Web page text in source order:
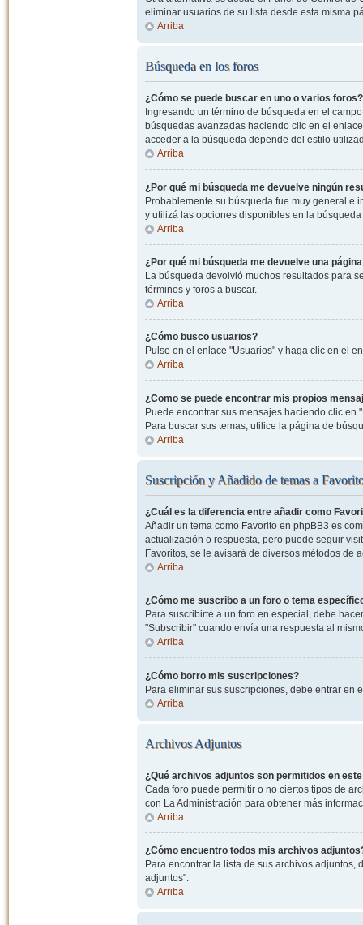
eliminar usuarios de su lista desde esta misma
Arriba
Búsqueda en los foros
¿Cómo se puede buscar en uno o varios foros?
Ingresando un término de búsqueda en el
búsquedas avanzadas haciendo clic en el
acceder a la búsqueda depende del estilo
Arriba
¿Por qué mi búsqueda me devuelve ningún
Probablemente su búsqueda fue muy general e
y utilizá las opciones disponibles en la
Arriba
¿Por qué mi búsqueda me devuelve una
La búsqueda devolvió muchos resultados para
términos y foros a buscar.
Arriba
¿Cómo busco usuarios?
Pulse en el enlace "Usuarios" y haga clic en el
Arriba
¿Como se puede encontrar mis propios
Puede encontrar sus mensajes haciendo clic en
Para buscar sus temas, utilice la página de
Arriba
Suscripción y Añadido de temas a
¿Cuál es la diferencia entre añadir como
Añadir un tema como Favorito en phpBB3 es
actualización o respuesta, pero puede seguir
Favoritos, se le avisará de diversos métodos de
Arriba
¿Cómo me suscribo a un foro o tema
Para suscribirte a un foro en especial, debe
"Subscribir" cuando envía una respuesta al
Arriba
¿Cómo borro mis suscripciones?
Para eliminar sus suscripciones, debe entrar en
Arriba
Archivos Adjuntos
¿Qué archivos adjuntos son permitidos en
Cada foro puede permitir o no ciertos tipos de
con La Administración para obtener más
Arriba
¿Cómo encuentro todos mis archivos
Para encontrar la lista de sus archivos
adjuntos".
Arriba